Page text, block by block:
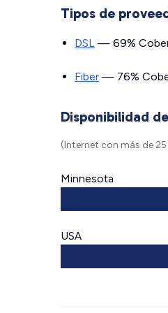
Tipos de
DSL — 69%
Fiber — 76%
Disponibilidad
(Internet con más de
Minnesota
USA